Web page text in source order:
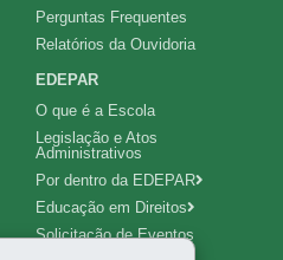
Perguntas Frequentes
Relatórios da Ouvidoria
EDEPAR
O que é a Escola
Legislação e Atos
Administrativos
Por dentro da EDEPAR
Educação em Direitos
Solicitação de Eventos